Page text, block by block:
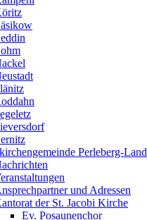
Perleberg-Land
und Adressen
der St. Jacobi Kirche
Ev. Posaunenchor